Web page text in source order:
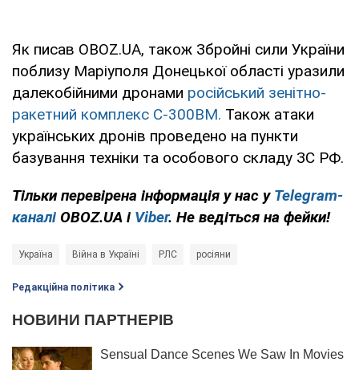
Як писав OBOZ.UA, також Збройні сили України
поблизу Маріуполя Донецької області уразили
далекобійними дронами російський зенітно-
ракетний комплекс С-300ВМ. Також атаки
українських дронів проведено на пункти
базування техніки та особового складу ЗС РФ.
Тільки перевірена інформація у нас у Telegram-
каналі OBOZ.UA і Viber. Не ведіться на фейки!
Україна Війна в Україні РЛС росіяни
Редакційна політика